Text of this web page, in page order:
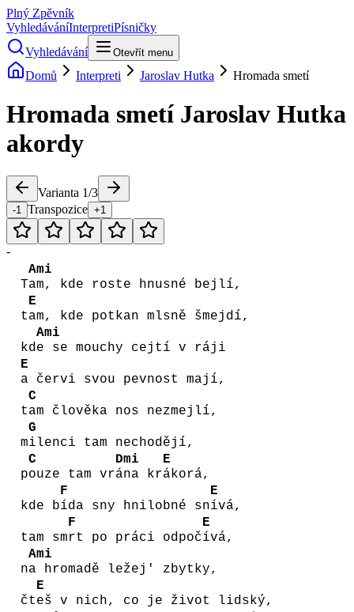
Plný Zpěvník
VyhledáváníInterpretiPísničky
Vyhledávání
Otevřít menu
Domů Interpreti Jaroslav Hutka Hromada smetí
Hromada smetí Jaroslav Hutka
akordy
Varianta 1/3
-1 Transpozice +1
-
T
Ami
am, kde roste hnusné bejlí,
t
E
am, kde potkan mlsně šmejdí,
kd
Ami
e se mouchy cejtí v ráji
E
a červi svou pevnost mají,
t
C
am člověka nos nezmejlí,
m
G
ilenci tam nechodějí,
p
C
ouze tam vr
Dmi
ána kr
E
ákorá,
kde b
F
ída sny hnilobné sn
E
ívá,
tam sm
F
rt po práci odpoč
E
ívá,
n
Ami
a hromadě ležej' zbytky,
čt
E
eš v nich, co je život lidský,